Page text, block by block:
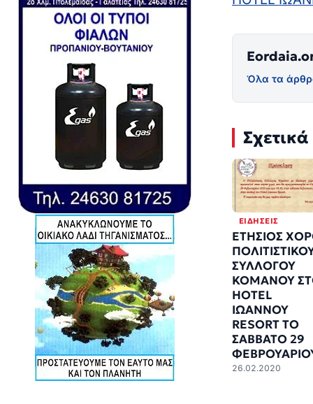
Όλα τα
ΕΙΔΉΣΕΙΣ
ΕΤΗΣΙΟΣ
ΣΥΛΛΟΓΟΥ
ΚΟΜΑΝΟΥ
HOTEL
ΙΩΑΝΝΟΥ
RESORT ΤΟ
ΣΑΒΒΑΤΟ 29
26.02.2020